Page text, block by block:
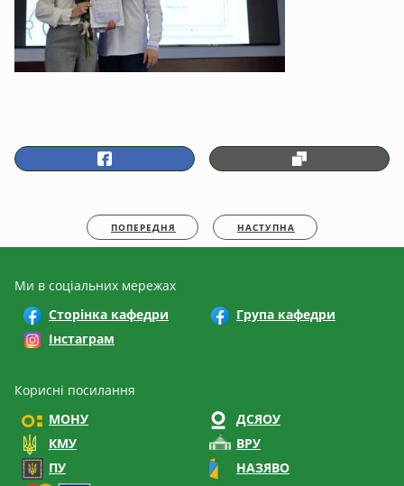
ПОПЕРЕДНЯ НАСТУПНА
Ми в соціальних мережах
Сторінка кафедри
Група кафедри
Інстаграм
Корисні посилання
МОНУ
ДСЯОУ
КМУ
ВРУ
ПУ
НАЗЯВО